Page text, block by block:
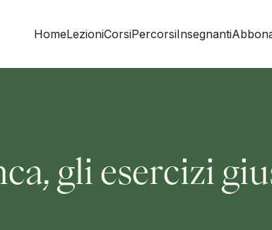
HomeLezioniCorsiPercorsiInsegnanti
gli esercizi